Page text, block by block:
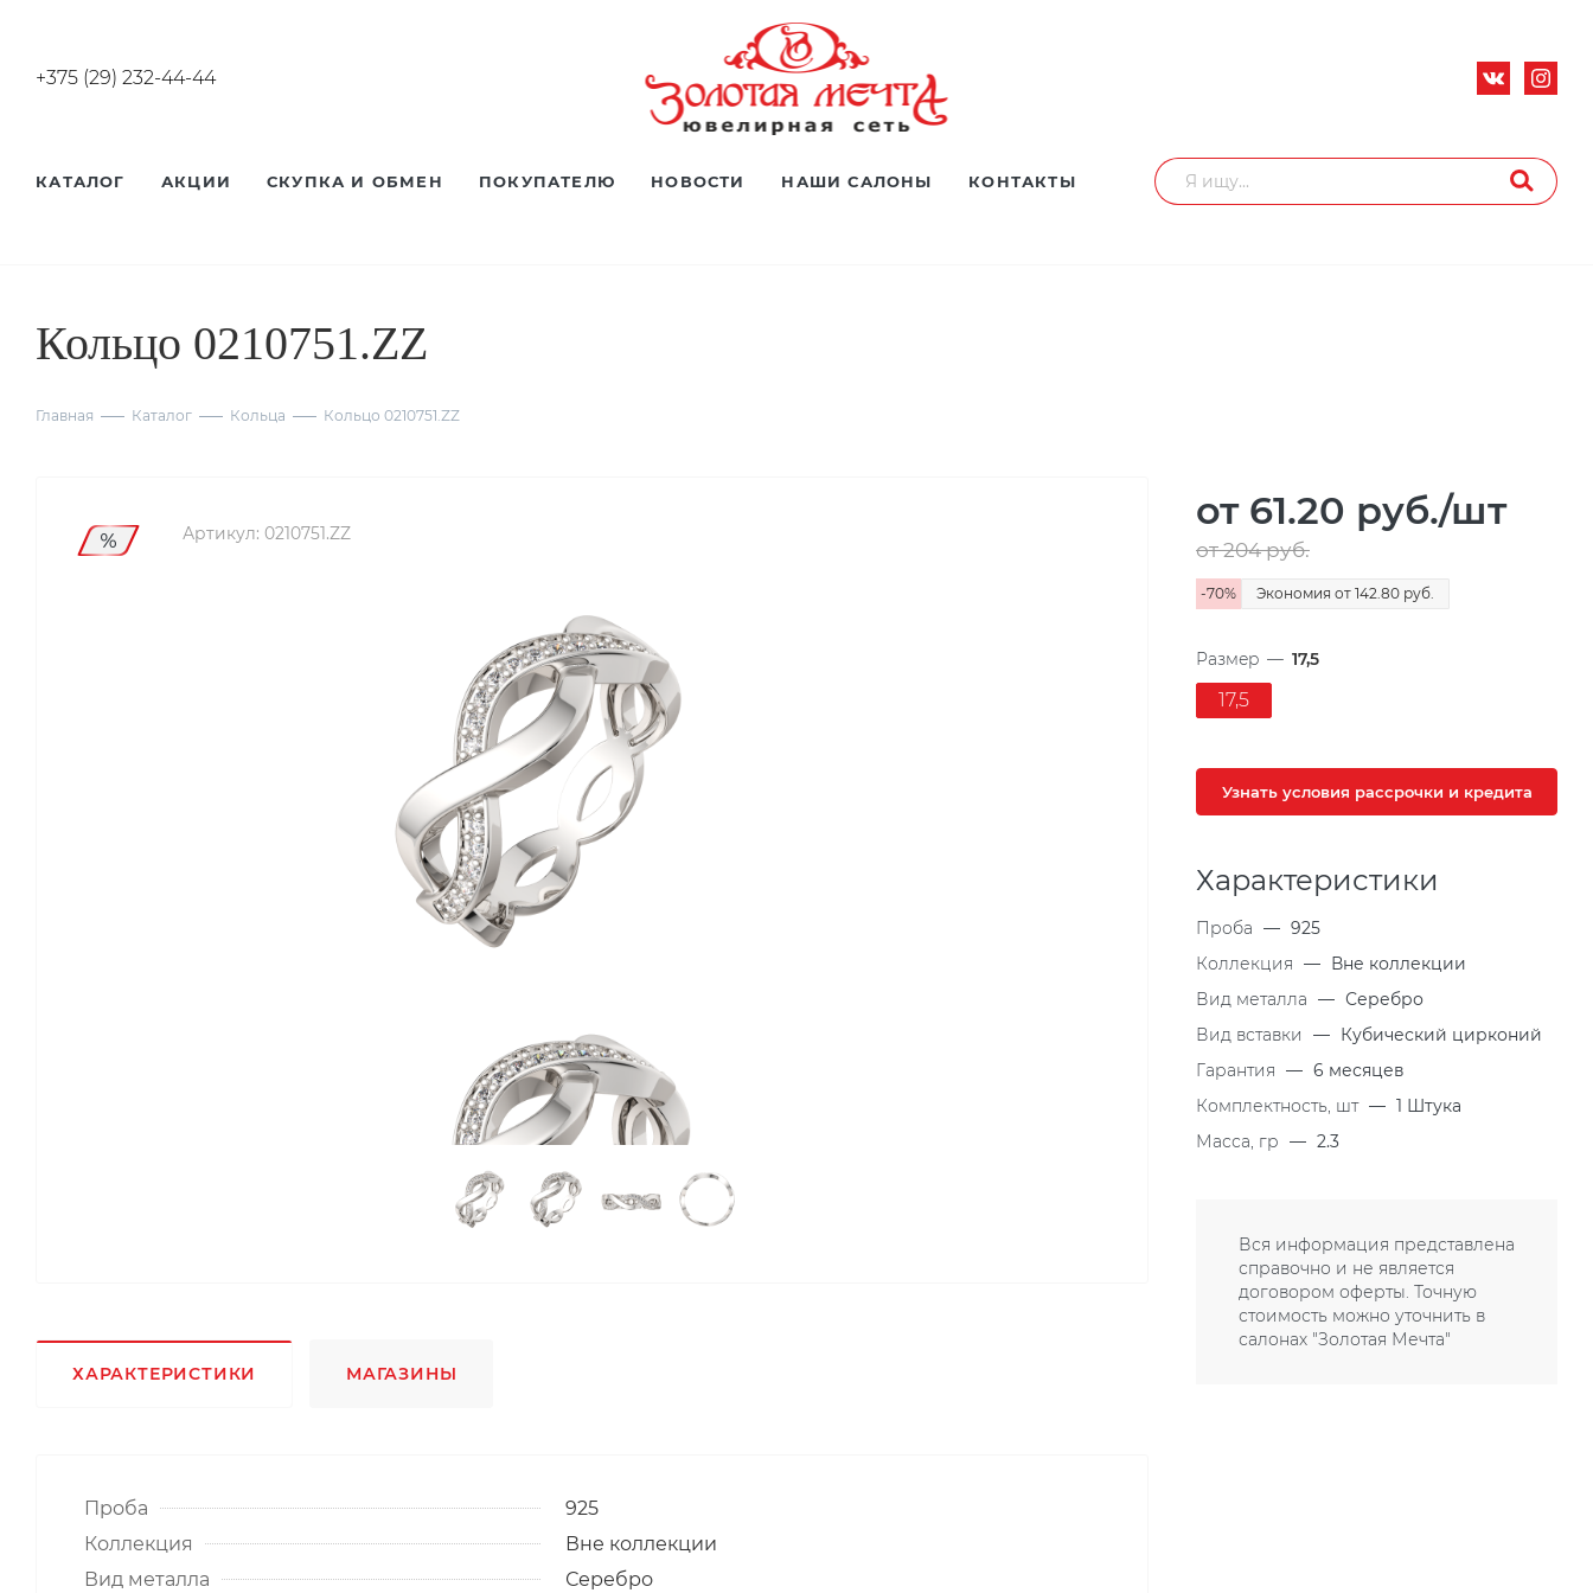
+375 (29) 232-44-44
КАТАЛОГ АКЦИИ СКУПКА И ОБМЕН ПОКУПАТЕЛЮ НОВОСТИ НАШИ САЛОНЫ КОНТАКТЫ
Кольцо 0210751.ZZ
Главная Каталог Кольца Кольцо 0210751.ZZ
Артикул: 0210751.ZZ
ХАРАКТЕРИСТИКИ МАГАЗИНЫ
Проба
925
Коллекция
Вне коллекции
Вид металла
Серебро
от 61.20 руб./шт
от 204руб.
-70% Экономия от 142.80 руб.
Размер — 17,5
17,5
Узнать условия рассрочки и кредита
Характеристики
Проба — 925
Коллекция — Вне коллекции
Вид металла — Серебро
Вид вставки
— Кубический цирконий
Гарантия — 6 месяцев
Комплектность, шт — 1 Штука
Масса, гр — 2.3
Вся информация представлена
справочно и не является
договором оферты. Точную
стоимость можно уточнить в
салонах "Золотая Мечта"